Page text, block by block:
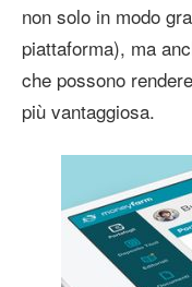
non solo in modo
piattaforma), ma
che possono
più vantaggiosa.